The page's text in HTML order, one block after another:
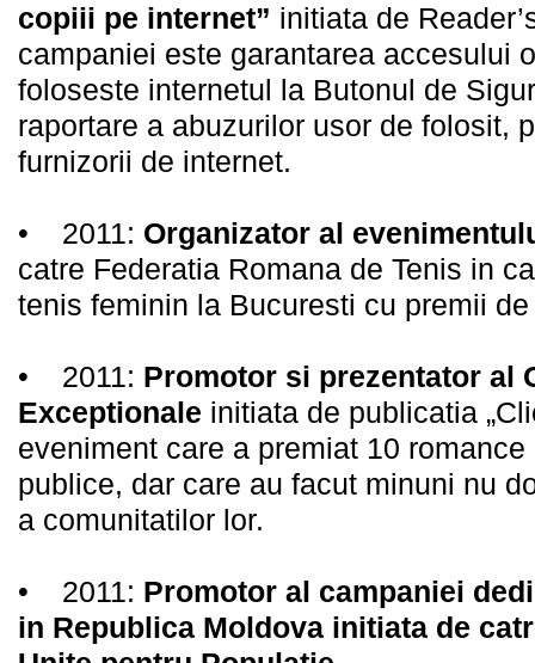
copiii pe internet” initiata de
campaniei este garantarea accesului
foloseste internetul la Butonul de
raportare a abuzurilor usor de folosit,
furnizorii de internet.
• 2011: Organizator al
catre Federatia Romana de Tenis in
tenis feminin la Bucuresti cu premii
• 2011: Promotor si prezentator al
Exceptionale initiata de publicatia
eveniment care a premiat 10
publice, dar care au facut minuni nu
a comunitatilor lor.
• 2011: Promotor al campaniei
in Republica Moldova initiata de